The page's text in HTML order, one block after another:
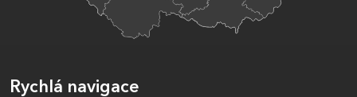
Rychlá navigace